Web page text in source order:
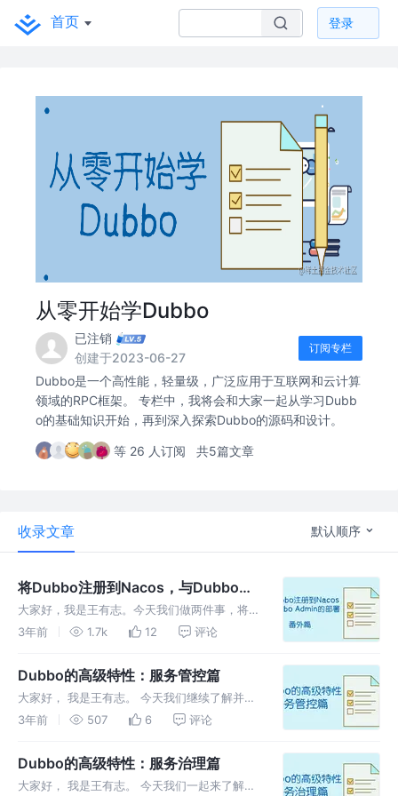
首页 登录
从零开始学Dubbo
已注销
创建于2023-06-27
订阅专栏
Dubbo是一个高性能，轻量级，广泛应用于互联网和云计算
领域的RPC框架。 专栏中，我将会和大家一起从学习Dubb
o的基础知识开始，再到深入探索Dubbo的源码和设计。
等 26 人订阅 共5篇文章
收录文章 默认顺序
将Dubbo注册到Nacos，与Dubbo
Admin的部署
大家好，我是王有志。今天我们做两件事，将
Dubbo的服务的注册中心从Zookeeper迁移到
务的DubboAdmain。
3年前 1.7k 12 评论
Dubbo的高级特性：服务管控篇
大家好， 我是王有志。 今天我们继续了解并学
习如何使用Dubbo在服务管控方面提供的常用
3年前 507 6 评论
Dubbo的高级特性：服务治理篇
大家好， 我是王有志。 今天我们一起来了解并